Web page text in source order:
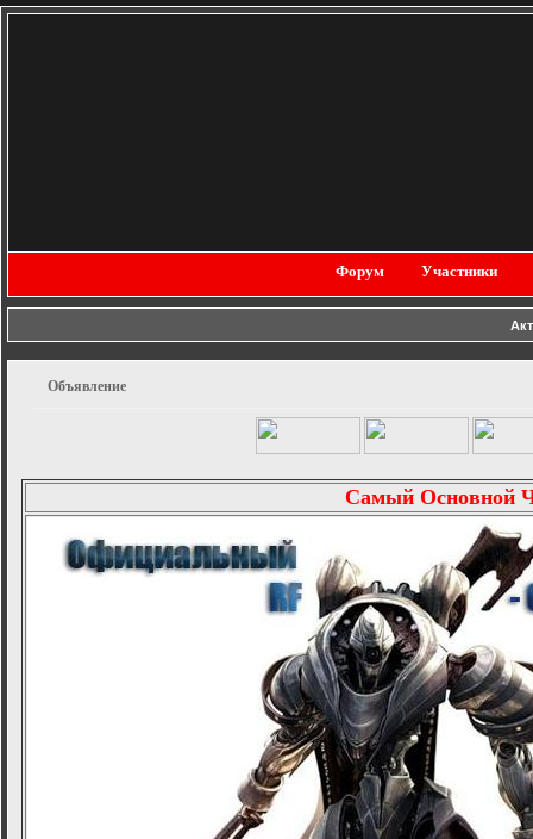
Форум Участники
Объявление
Самый Основной